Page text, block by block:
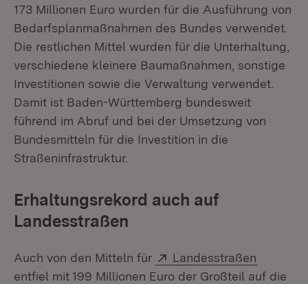
173 Millionen Euro wurden für die Ausführung von
Bedarfsplanmaßnahmen des Bundes verwendet.
Die restlichen Mittel wurden für die Unterhaltung,
verschiedene kleinere Baumaßnahmen, sonstige
Investitionen sowie die Verwaltung verwendet.
Damit ist Baden-Württemberg bundesweit
führend im Abruf und bei der Umsetzung von
Bundesmitteln für die Investition in die
Straßeninfrastruktur.
Erhaltungsrekord auch auf
Landesstraßen
Auch von den Mitteln für Extern:
Landesstraßen
entfiel mit 199 Millionen Euro der Großteil auf die